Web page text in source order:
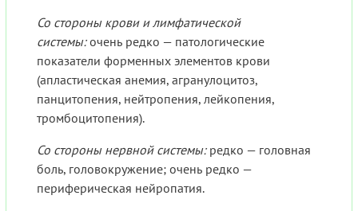
Со стороны крови и лимфатической
системы:очень редко — патологические
показатели форменных элементов крови
(апластическая анемия, агранулоцитоз,
панцитопения, нейтропения, лейкопения,
тромбоцитопения).
Со стороны нервной системы: редко — головная
боль, головокружение; очень редко —
периферическая нейропатия.